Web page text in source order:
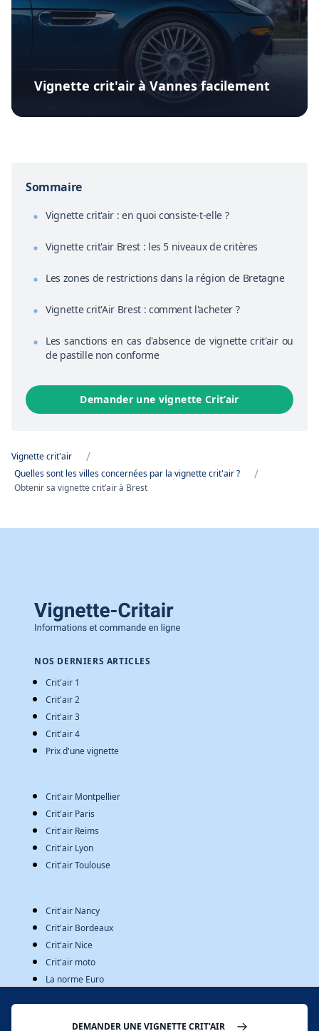
Vignette crit'air à Vannes facilement
Sommaire
Vignette crit'air : en quoi consiste-t-elle ?
Vignette crit'air Brest : les 5 niveaux de critères
Les zones de restrictions dans la région de Bretagne
Vignette crit'Air Brest : comment l'acheter ?
Les sanctions en cas d'absence de vignette crit'air ou
de pastille non conforme
Demander une vignette Crit’air
Vignette crit'air /
Quelles sont les villes concernées par la vignette crit'air ? /
Obtenir sa vignette crit’air à Brest
DEMANDER UNE VIGNETTE CRIT'AIR
NOS DERNIERS ARTICLES
Crit'air 1
Crit'air 2
Crit'air 3
Crit'air 4
Prix d'une vignette
Crit'air Montpellier
Crit'air Paris
Crit'air Reims
Crit'air Lyon
Crit'air Toulouse
Crit'air Nancy
Crit'air Bordeaux
Crit'air Nice
Crit'air moto
La norme Euro